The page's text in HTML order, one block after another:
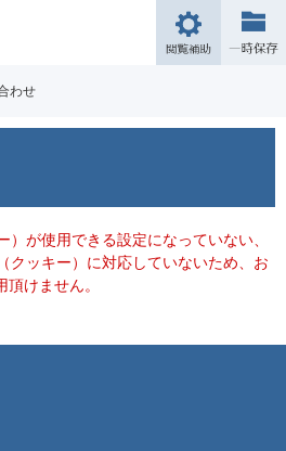
閲
覧
わせ
）が使用できる設定になっていない、
クッキー）に対応していないため、お
けません。